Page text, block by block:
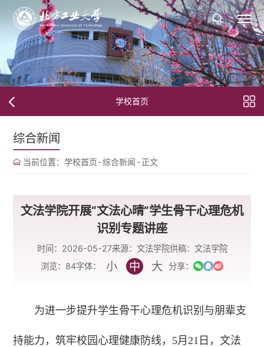
学校首页
综合新闻
当前位置： 学校首页-综合新闻 -正文
文法学院开展“文法心晴”学生骨干心理危机
识别专题讲座
时间：2026-05-27来源：文法学院供稿：文法学院
浏览： 84字体： 小 中 大 分享：
为进一步提升学生骨干心理危机识别与朋辈支
持能力，筑牢校园心理健康防线，5月21日，文法